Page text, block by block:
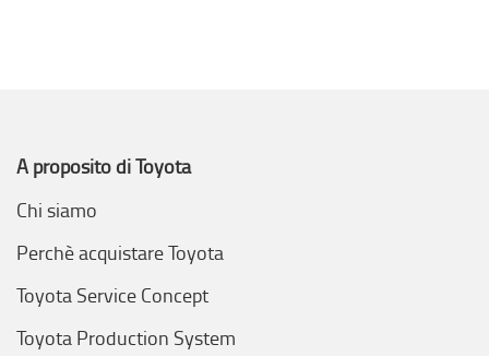
A proposito di Toyota
Chi siamo
Perchè acquistare Toyota
Toyota Service Concept
Toyota Production System